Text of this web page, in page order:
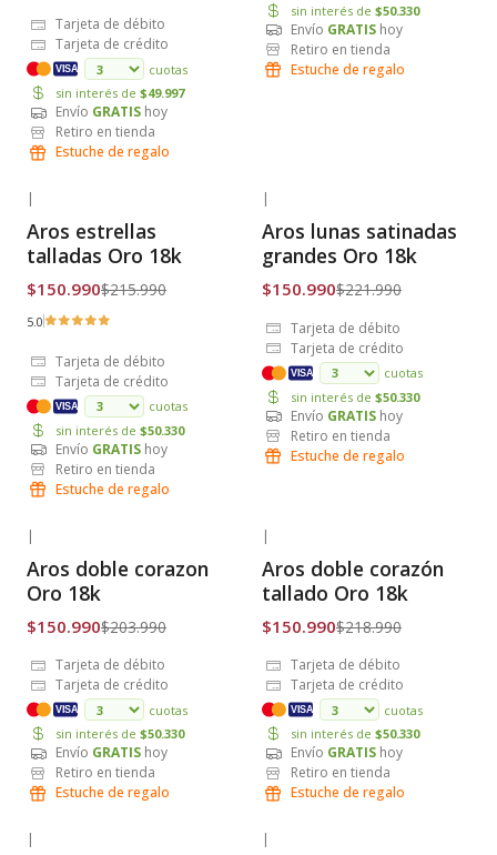
Tarjeta de débito
Tarjeta de crédito
VISA
cuotas
sin interés de $49.997
Envío GRATIS hoy
Retiro en tienda
Estuche de regalo
sin interés de $50.330
Envío GRATIS hoy
Retiro en tienda
Estuche de regalo
Envío Gratis
|
Aros estrellas
talladas Oro 18k
$150.990$215.990
5.0
Tarjeta de débito
Tarjeta de crédito
VISA
cuotas
sin interés de $50.330
Envío GRATIS hoy
Retiro en tienda
Estuche de regalo
Envío Gratis
|
Aros lunas satinadas
grandes Oro 18k
$150.990$221.990
Tarjeta de débito
Tarjeta de crédito
VISA
cuotas
sin interés de $50.330
Envío GRATIS hoy
Retiro en tienda
Estuche de regalo
Envío Gratis
|
Aros doble corazon
Oro 18k
$150.990$203.990
Tarjeta de débito
Tarjeta de crédito
VISA
cuotas
sin interés de $50.330
Envío GRATIS hoy
Retiro en tienda
Estuche de regalo
Envío Gratis
|
Aros doble corazón
tallado Oro 18k
$150.990$218.990
Tarjeta de débito
Tarjeta de crédito
VISA
cuotas
sin interés de $50.330
Envío GRATIS hoy
Retiro en tienda
Estuche de regalo
| |